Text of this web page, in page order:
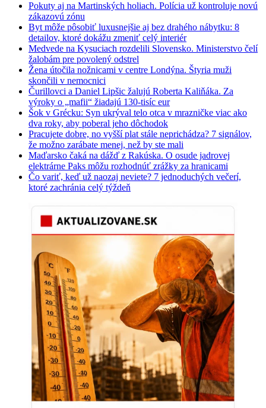
Pokuty aj na Martinských holiach. Polícia už kontroluje novú
zákazovú zónu
Byt môže pôsobiť luxusnejšie aj bez drahého nábytku: 8
detailov, ktoré dokážu zmeniť celý interiér
Medvede na Kysuciach rozdelili Slovensko. Ministerstvo čelí
žalobám pre povolený odstrel
Žena útočila nožnicami v centre Londýna. Štyria muži
skončili v nemocnici
Čurillovci a Daniel Lipšic žalujú Roberta Kaliňáka. Za
výroky o „mafii“ žiadajú 130-tisíc eur
Šok v Grécku: Syn ukrýval telo otca v mrazničke viac ako
dva roky, aby poberal jeho dôchodok
Pracujete dobre, no vyšší plat stále neprichádza? 7 signálov,
že možno zarábate menej, než by ste mali
Maďarsko čaká na dážď z Rakúska. O osude jadrovej
elektrárne Paks môžu rozhodnúť zrážky za hranicami
Čo variť, keď už naozaj neviete? 7 jednoduchých večerí,
ktoré zachránia celý týždeň